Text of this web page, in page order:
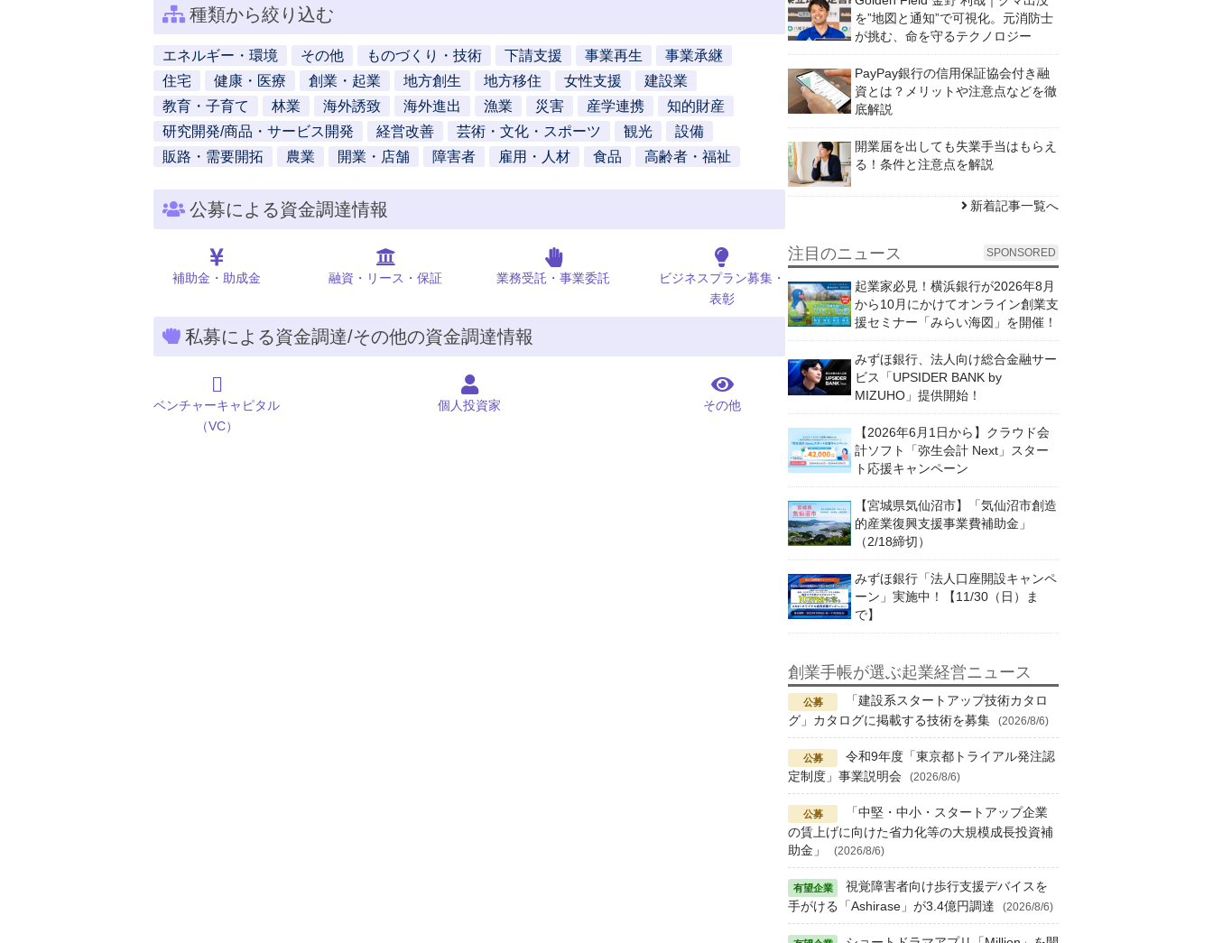
種類から絞り込む
エネルギー・環境 その他 ものづくり・技術 下請支援 事業再生
事業承継
住宅
健康・医療 創業・起業 地方創生 地方移住 女性支援
建設業
教育・子育て
林業 海外誘致 海外進出 漁業 災害 産学連携
知的財産
研究開発/商品・サービス開発
経営改善 芸術・文化・スポーツ 観光
設備
販路・需要開拓
農業 開業・店舗 障害者 雇用・人材 食品 高齢者・福祉
公募による資金調達情報
補助金・助成金 融資・リース・保証 業務受託・事業委託
ビジネスプラン募集・
表彰
私募による資金調達/その他の資金調達情報
ベンチャーキャピタル
（VC）
個人投資家 その他
を”地図と通知”で可視化。元消防士
が挑む、命を守るテクノロジー
PayPay銀行の信用保証協会付き融
資とは？メリットや注意点などを徹
底解説
開業届を出しても失業手当はもらえ
る！条件と注意点を解説
新着記事一覧へ
注目のニュース SPONSORED
起業家必見！横浜銀行が2026年8月
から10月にかけてオンライン創業支
援セミナー「みらい海図」を開催！
みずほ銀行、法人向け総合金融サー
ビス「UPSIDER BANK by
MIZUHO」提供開始！
【2026年6月1日から】クラウド会
計ソフト「弥生会計 Next」スター
ト応援キャンペーン
【宮城県気仙沼市】「気仙沼市創造
的産業復興支援事業費補助金」
（2/18締切）
みずほ銀行「法人口座開設キャンペ
ーン」実施中！【11/30（日）ま
で】
創業手帳が選ぶ起業経営ニュース
「建設系スタートアップ技術カタロ
グ」カタログに掲載する技術を募集
(2026/8/6)
令和9年度「東京都トライアル発注認
定制度」事業説明会
(2026/8/6)
「中堅・中小・スタートアップ企業
の賃上げに向けた省力化等の大規模成長投資補
助金」
(2026/8/6)
視覚障害者向け歩行支援デバイスを
手がける「Ashirase」が3.4億円調達
(2026/8/6)